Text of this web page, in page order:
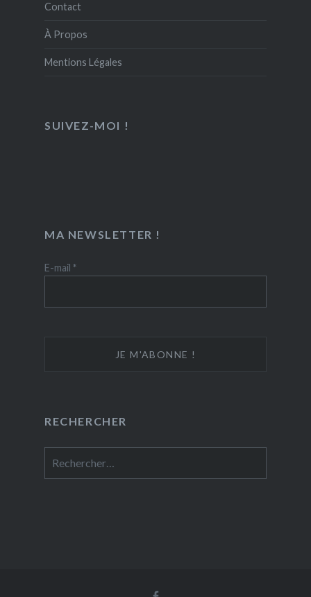
Contact
À Propos
Mentions Légales
SUIVEZ-MOI !
MA NEWSLETTER !
E-mail *
RECHERCHER